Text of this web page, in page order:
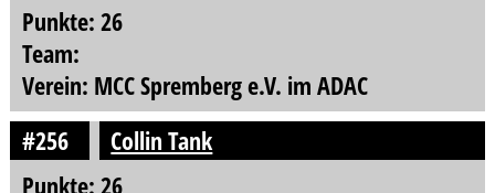
Punkte: 26
Team:
Verein: MCC Spremberg e.V. im ADAC
#256
Collin Tank
Punkte: 26